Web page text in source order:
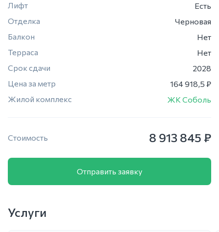
Лифт
Есть
Отделка
Черновая
Балкон
Нет
Терраса
Нет
Срок сдачи
2028
Цена за метр
164 918,5 ₽
Жилой комплекс
ЖК Соболь
Стоимость 8 913 845 ₽
Отправить заявку
Услуги